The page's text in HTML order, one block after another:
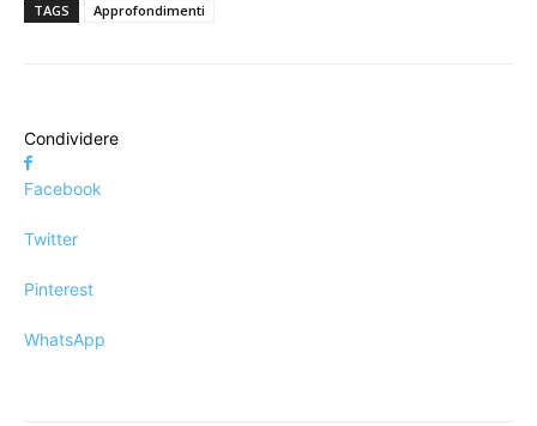
TAGS Approfondimenti
Condividere
Facebook
Twitter
Pinterest
WhatsApp